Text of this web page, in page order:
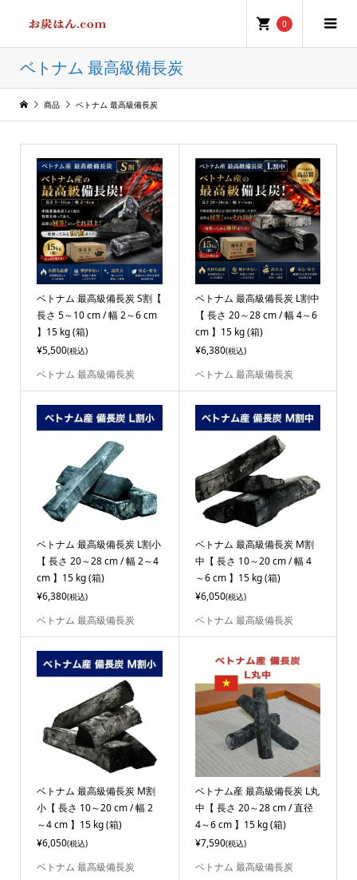
0
ベトナム 最高級備長炭
商品 ベトナム 最高級備長炭
ベトナム 最高級備長炭 S割【
長さ 5～10 cm / 幅 2～6 cm
】15 kg (箱)
¥5,500(税込)
ベトナム 最高級備長炭
ベトナム 最高級備長炭 L割中
【 長さ 20～28 cm / 幅 4～6
cm 】15 kg (箱)
¥6,380(税込)
ベトナム 最高級備長炭
ベトナム 最高級備長炭 L割小
【 長さ 20～28 cm / 幅 2～4
cm 】15 kg (箱)
¥6,380(税込)
ベトナム 最高級備長炭
ベトナム 最高級備長炭 M割
中【 長さ 10～20 cm / 幅 4
～6 cm 】15 kg (箱)
¥6,050(税込)
ベトナム 最高級備長炭
ベトナム 最高級備長炭 M割
小【 長さ 10～20 cm / 幅 2
～4 cm 】15 kg (箱)
¥6,050(税込)
ベトナム 最高級備長炭
ベトナム産 最高級備長炭 L丸
中【 長さ 20～28 cm / 直径
4～6 cm 】15 kg (箱)
¥7,590(税込)
ベトナム 最高級備長炭